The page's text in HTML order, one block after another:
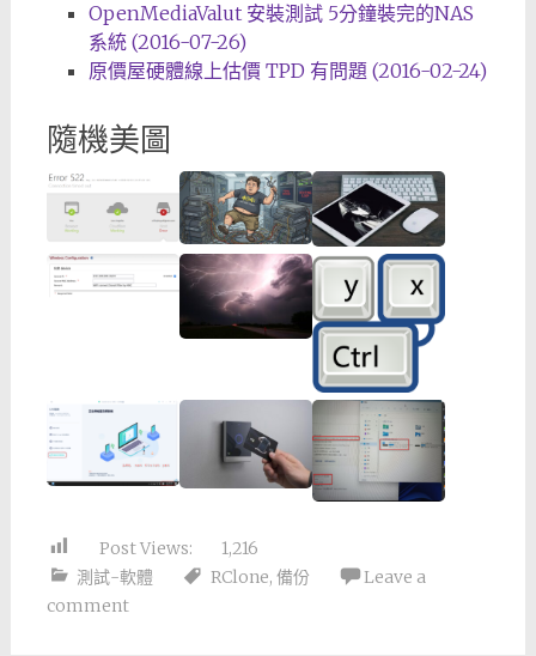
OpenMediaValut 安裝測試 5分鐘裝完的NAS
系統 (2016-07-26)
原價屋硬體線上估價 TPD 有問題 (2016-02-24)
隨機美圖
Post Views:
1,216
測試-軟體
RClone, 備份
Leave a
comment